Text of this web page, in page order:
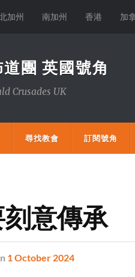
加州 南加州 香港 加
團 英國號角
Crusades UK
尋找教會 訂閱號角
意傳承
1 October 2024